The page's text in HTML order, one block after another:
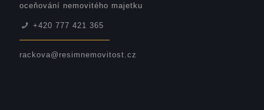
oceňování nemovitého majetku
+420 777 421 365
rackova@resimnemovitost.cz